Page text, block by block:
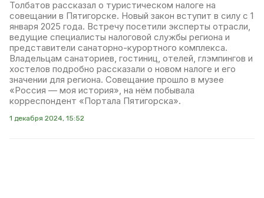
Толбатов рассказал о туристическом налоге на
совещании в Пятигорске. Новый закон вступит в силу с 1
января 2025 года. Встречу посетили эксперты отрасли,
ведущие специалисты налоговой службы региона и
представители санаторно-курортного комплекса.
Владельцам санаториев, гостиниц, отелей, глэмпингов и
хостелов подробно рассказали о новом налоге и его
значении для региона. Совещание прошло в музее
«Россия — моя история», на нём побывала
корреспондент «Портала Пятигорска».
1 декабря 2024, 15:52